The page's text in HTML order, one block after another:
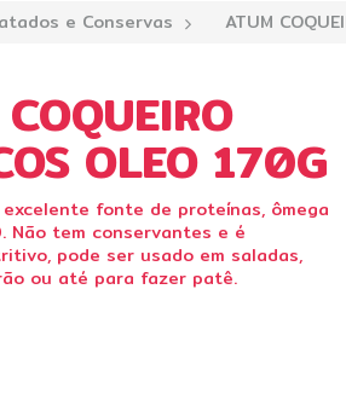
e Conservas —› ATUM
OLEO 170G
fonte de proteínas, ômega
Não tem conservantes e é
pode ser usado em saladas,
ou até para fazer patê.